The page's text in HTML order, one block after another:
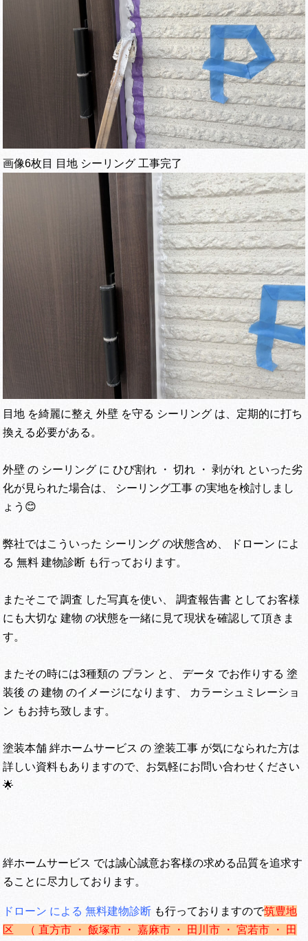
画像6枚目 目地 シーリング 工事完了
目地 を綺麗に整え 外壁 を守る シーリング は、定期的に打ち
換える必要がある。
外壁 の シーリング に ひび割れ ・ 切れ ・ 剥がれ といった劣
化が見られた場合は、 シーリング工事 の実地を検討しまし
ょう😊
弊社ではこういった シーリング の状態含め、 ドローン によ
る 無料 建物診断 も行っております。
またそこで 調査 した写真を使い、 調査報告書 としてお客様
にも大切な 建物 の状態を一緒に見て現状を確認して頂きま
す。
またその時には3種類の プラン と、 データ でお作りする 塗
装後 の 建物 のイメージになります、 カラーシュミレーショ
ン もお持ち致します。
塗装本舗 絆ホームサービス の 塗装工事 が気になられた方は
詳しい資料もありますので、お気軽にお問い合わせください
🌟
絆ホームサービス では誠心誠意お客様の求める品質を追求す
ることに尽力しております。
ドローン による 無料建物診断 も行っておりますので筑豊地
区 （ 直方市 ・ 飯塚市 ・ 嘉麻市 ・ 田川市 ・ 宮若市 ・ 田